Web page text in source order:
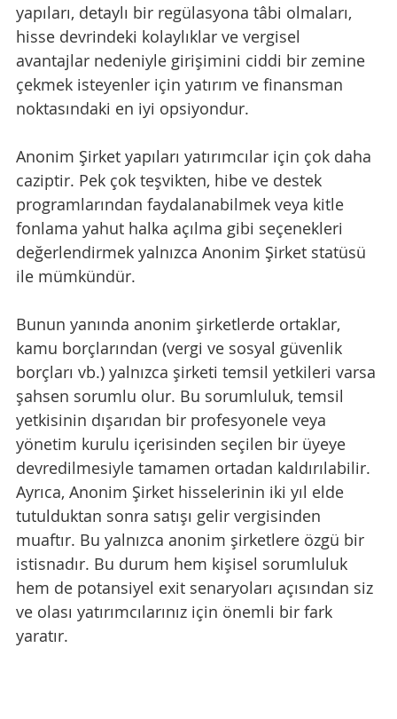
yapıları, detaylı bir regülasyona tâbi olmaları,
hisse devrindeki kolaylıklar ve vergisel
avantajlar nedeniyle girişimini ciddi bir zemine
çekmek isteyenler için yatırım ve finansman
noktasındaki en iyi opsiyondur.
Anonim Şirket yapıları yatırımcılar için çok daha
caziptir. Pek çok teşvikten, hibe ve destek
programlarından faydalanabilmek veya kitle
fonlama yahut halka açılma gibi seçenekleri
değerlendirmek yalnızca Anonim Şirket statüsü
ile mümkündür.
Bunun yanında anonim şirketlerde ortaklar,
kamu borçlarından (vergi ve sosyal güvenlik
borçları vb.) yalnızca şirketi temsil yetkileri varsa
şahsen sorumlu olur. Bu sorumluluk, temsil
yetkisinin dışarıdan bir profesyonele veya
yönetim kurulu içerisinden seçilen bir üyeye
devredilmesiyle tamamen ortadan kaldırılabilir.
Ayrıca, Anonim Şirket hisselerinin iki yıl elde
tutulduktan sonra satışı gelir vergisinden
muaftır. Bu yalnızca anonim şirketlere özgü bir
istisnadır. Bu durum hem kişisel sorumluluk
hem de potansiyel exit senaryoları açısından siz
ve olası yatırımcılarınız için önemli bir fark
yaratır.